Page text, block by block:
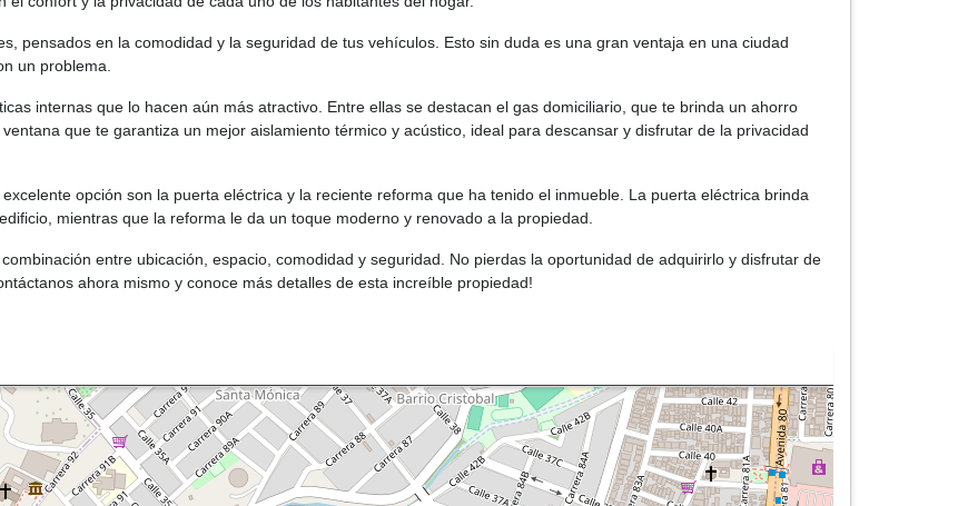
pensados en la comodidad y la seguridad de tus vehículos. Esto sin duda es una gran ventaja en una ciudad
un problema.
internas que lo hacen aún más atractivo. Entre ellas se destacan el gas domiciliario, que te brinda un ahorro
que te garantiza un mejor aislamiento térmico y acústico, ideal para descansar y disfrutar de la privacidad
opción son la puerta eléctrica y la reciente reforma que ha tenido el inmueble. La puerta eléctrica brinda
mientras que la reforma le da un toque moderno y renovado a la propiedad.
entre ubicación, espacio, comodidad y seguridad. No pierdas la oportunidad de adquirirlo y disfrutar de
ahora mismo y conoce más detalles de esta increíble propiedad!